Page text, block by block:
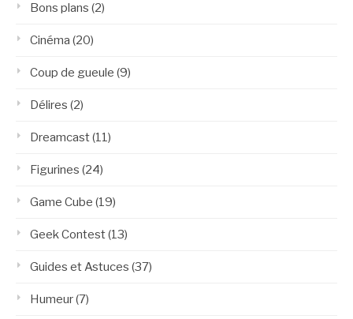
Bons plans (2)
Cinéma (20)
Coup de gueule (9)
Délires (2)
Dreamcast(11)
Figurines (24)
Game Cube (19)
Geek Contest(13)
Guides et Astuces (37)
Humeur(7)